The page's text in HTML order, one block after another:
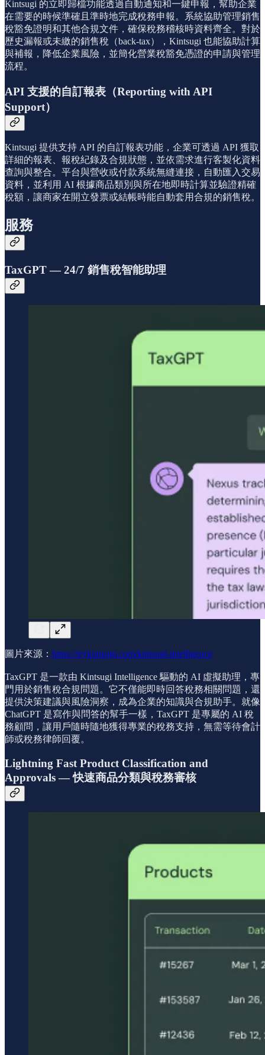
Kintsugi 的立即歸檔功能透過自動通知和一鍵申報，幫助企業
在需要的時候準確且準時地完成稅務申報。系統協助管理銷售
稅豁免證明和其他合規文件，確保稅務稽核時資料齊全。對於
歷史漏報或未繳的銷售稅（back-tax），Kintsugi 也能協助計算
與補報，降低企業風險，並簡化營業稅豁免憑證的申請與管理
流程。
API 支援的自訂報表（Reporting with API
Support）
Kintsugi 提供支持 API 的自訂報表功能，企業可透過 API 獲取
詳細的報表、報稅紀錄及合規狀態，並依需求進行客製化資料
查詢與整合。平台與營收或付款系統無縫連接，自動匯入交易
資料，並利用 AI 根據商品類別與所在地即時計算並驗證精確
稅額，讓商家在開立發票或結帳時能自動套用合規的銷售稅。
服務
TaxGPT — 24/7 銷售稅智能助理
圖片來源： https://trykintsugi.com/kintsugi-intelligence
TaxGPT 是一款由 Kintsugi Intelligence 驅動的 AI 虛擬助理，專
門用於銷售稅合規問題。它不僅能即時回答稅務相關問題，還
提供決策建議與風險洞察，成為企業的知識與合規助手。就像
ChatGPT 是寫作與問答的幫手一樣，TaxGPT 是專屬的 AI 稅
務顧問，讓用戶隨時隨地獲得專業的稅務支持，無需等待會計
師或稅務律師回覆。
Lightning Fast Product Classification and
Approvals — 快速商品分類與稅務審核